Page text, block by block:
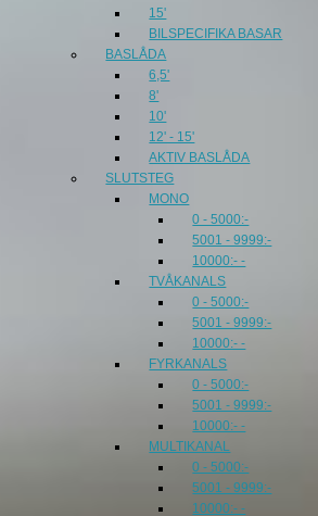
15'
BILSPECIFIKA BASAR
BASLÅDA
6,5'
8'
10'
12' - 15'
AKTIV BASLÅDA
SLUTSTEG
MONO
0 - 5000:-
5001 - 9999:-
10000:- -
TVÅKANALS
0 - 5000:-
5001 - 9999:-
10000:- -
FYRKANALS
0 - 5000:-
5001 - 9999:-
10000:- -
MULTIKANAL
0 - 5000:-
5001 - 9999:-
10000:- -